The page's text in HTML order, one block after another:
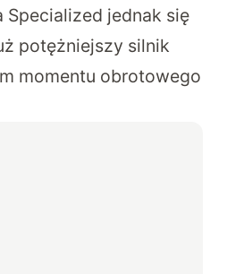
jednak się
potężniejszy silnik
momentu obrotowego